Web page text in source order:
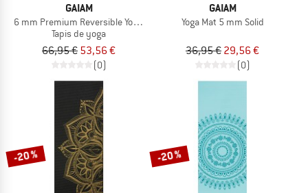
GAIAM
6 mm Premium Reversible Yoga Mat
Tapis de yoga
66,95 € 53,56 €
(0)
GAIAM
Yoga Mat 5 mm Solid
36,95 € 29,56 €
(0)
-20 % -20 %